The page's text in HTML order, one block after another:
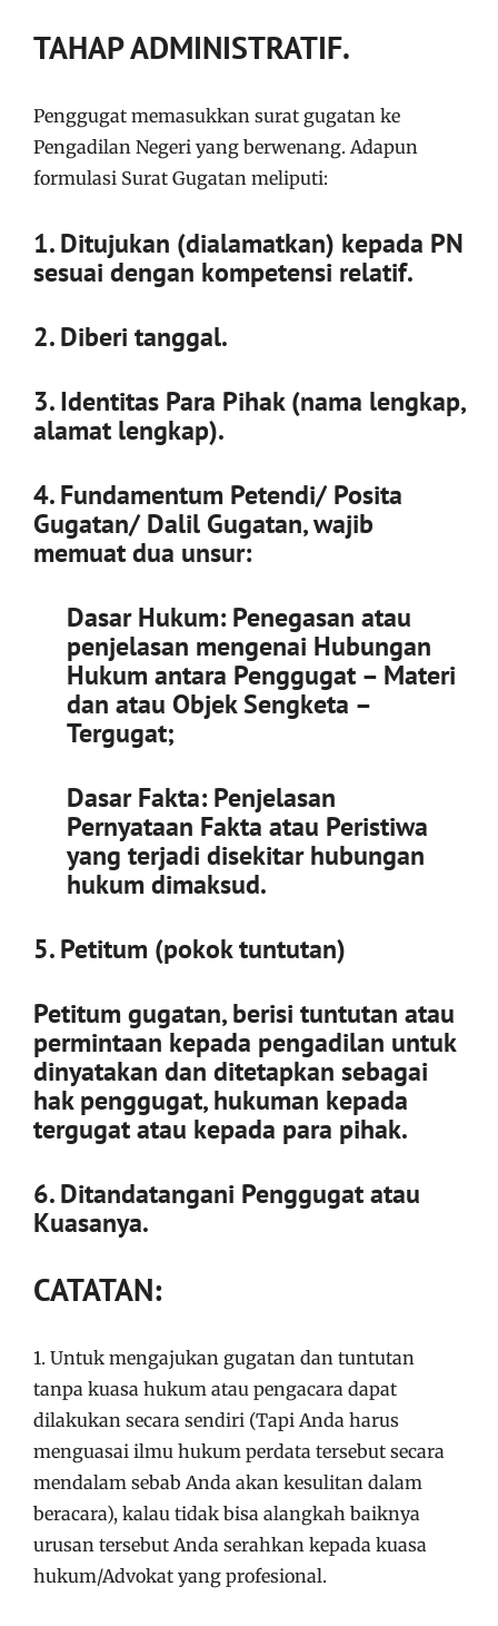
TAHAP ADMINISTRATIF.
Penggugat memasukkan surat gugatan ke
Pengadilan Negeri yang berwenang. Adapun
formulasi Surat Gugatan meliputi:
1. Ditujukan (dialamatkan) kepada PN
sesuai dengan kompetensi relatif.
2. Diberi tanggal.
3. Identitas Para Pihak (nama lengkap,
alamat lengkap).
4. Fundamentum Petendi/ Posita
Gugatan/ Dalil Gugatan, wajib
memuat dua unsur:
Dasar Hukum: Penegasan atau
penjelasan mengenai Hubungan
Hukum antara Penggugat – Materi
dan atau Objek Sengketa –
Tergugat;
Dasar Fakta: Penjelasan
Pernyataan Fakta atau Peristiwa
yang terjadi disekitar hubungan
hukum dimaksud.
5. Petitum (pokok tuntutan)
Petitum gugatan, berisi tuntutan atau
permintaan kepada pengadilan untuk
dinyatakan dan ditetapkan sebagai
hak penggugat, hukuman kepada
tergugat atau kepada para pihak.
6. Ditandatangani Penggugat atau
Kuasanya.
CATATAN:
1. Untuk mengajukan gugatan dan tuntutan
tanpa kuasa hukum atau pengacara dapat
dilakukan secara sendiri (Tapi Anda harus
menguasai ilmu hukum perdata tersebut secara
mendalam sebab Anda akan kesulitan dalam
beracara), kalau tidak bisa alangkah baiknya
urusan tersebut Anda serahkan kepada kuasa
hukum/Advokat yang profesional.